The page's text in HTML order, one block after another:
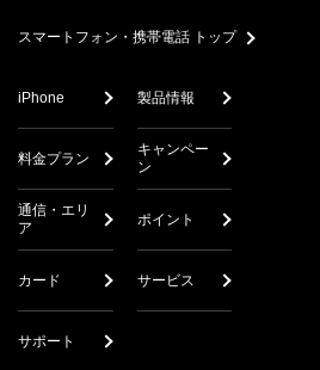
スマートフォン・携帯電話 トップ
iPhone 製品情報
料金プラン
キャンペー
ン
通信・エリ
ア
ポイント
カード サービス
サポート